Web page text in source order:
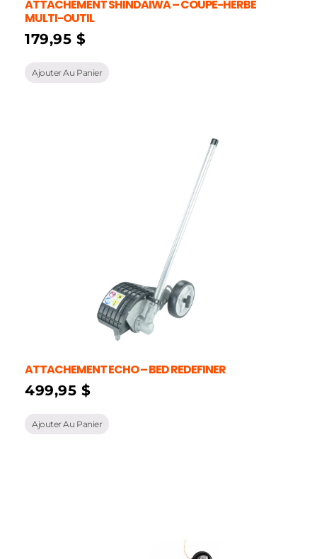
ATTACHEMENT SHINDAIWA – COUPE-HERBE
MULTI-OUTIL
179,95$
Ajouter Au Panier
ATTACHEMENT ECHO – BED REDEFINER
499,95$
Ajouter Au Panier